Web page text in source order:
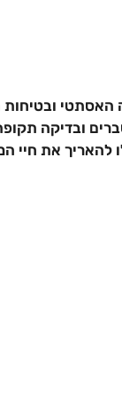
ובטיחות
ובדיקה
להאריך את חיי